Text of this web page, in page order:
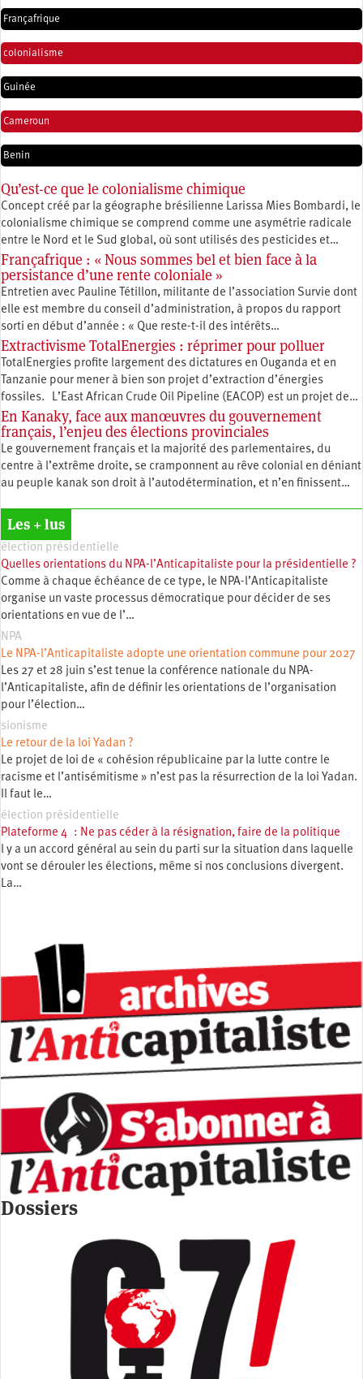
Françafrique
colonialisme
Guinée
Cameroun
Benin
Qu’est-ce que le colonialisme chimique
Concept créé par la géographe brésilienne Larissa Mies Bombardi, le
colonialisme chimique se comprend comme une asymétrie radicale
entre le Nord et le Sud global, où sont utilisés des pesticides et…
Françafrique : « Nous sommes bel et bien face à la
persistance d’une rente coloniale »
Entretien avec Pauline Tétillon, militante de l’association Survie dont
elle est membre du conseil d’administration, à propos du rapport
sorti en début d’année : « Que reste-t-il des intérêts…
Extractivisme TotalEnergies : réprimer pour polluer
TotalEnergies profite largement des dictatures en Ouganda et en
Tanzanie pour mener à bien son projet d’extraction d’énergies
fossiles. L’East African Crude Oil Pipeline (EACOP) est un projet de…
En Kanaky, face aux manœuvres du gouvernement
français, l’enjeu des élections provinciales
Le gouvernement français et la majorité des parlementaires, du
centre à l’extrême droite, se cramponnent au rêve colonial en déniant
au peuple kanak son droit à l’autodétermination, et n’en finissent…
Les + lus
élection présidentielle
Quelles orientations du NPA-l’Anticapitaliste pour la présidentielle ?
Comme à chaque échéance de ce type, le NPA-l’Anticapitaliste
organise un vaste processus démocratique pour décider de ses
orientations en vue de l’…
NPA
Le NPA-l’Anticapitaliste adopte une orientation commune pour 2027
Les 27 et 28 juin s’est tenue la conférence nationale du NPA-
l’Anticapitaliste, afin de définir les orientations de l’organisation
pour l’élection…
sionisme
Le retour de la loi Yadan ?
Le projet de loi de « cohésion républicaine par la lutte contre le
racisme et l’antisémitisme » n’est pas la résurrection de la loi Yadan.
Il faut le…
élection présidentielle
Plateforme 4 : Ne pas céder à la résignation, faire de la politique
l y a un accord général au sein du parti sur la situation dans laquelle
vont se dérouler les élections, même si nos conclusions divergent.
La…
Dossiers